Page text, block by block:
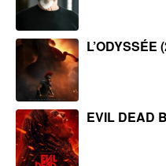
L’ODYSSÉE
EVIL DEAD